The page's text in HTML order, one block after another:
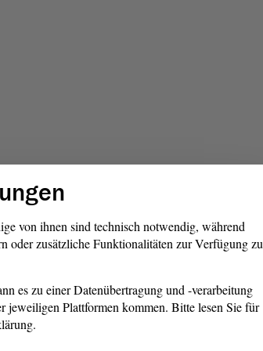
von ihnen sind technisch notwendig, während
oder zusätzliche Funktionalitäten zur Verfügung zu
es zu einer Datenübertragung und -verarbeitung
jeweiligen Plattformen kommen. Bitte lesen Sie für